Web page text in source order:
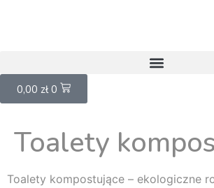
0,00 zł 0
Toalety
Toalety kompostujące – ekologiczne